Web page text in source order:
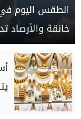
الطقس اليوم
خانقة والأرصاد